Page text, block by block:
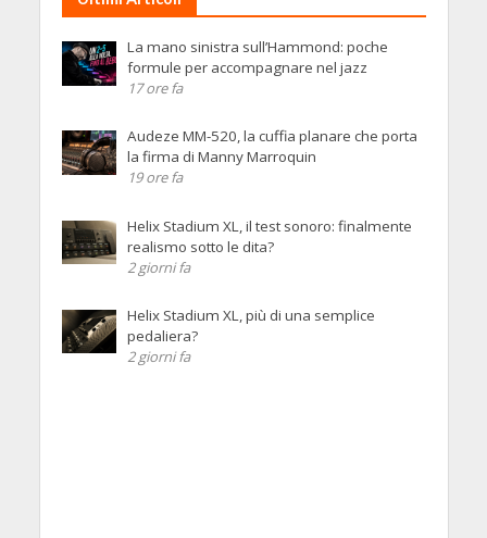
La mano sinistra sull’Hammond: poche
formule per accompagnare nel jazz
17 ore fa
Audeze MM-520, la cuffia planare che porta
la firma di Manny Marroquin
19 ore fa
Helix Stadium XL, il test sonoro: finalmente
realismo sotto le dita?
2 giorni fa
Helix Stadium XL, più di una semplice
pedaliera?
2 giorni fa